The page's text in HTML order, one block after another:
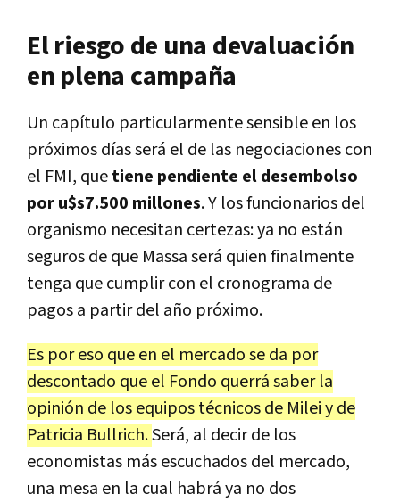
El riesgo de una devaluación
en plena campaña
Un capítulo particularmente sensible en los
próximos días será el de las negociaciones con
el FMI, quetiene pendiente el desembolso
por u$s7.500 millones. Y los funcionarios del
organismo necesitan certezas: ya no están
seguros de que Massa será quien finalmente
tenga que cumplir con el cronograma de
pagos a partir del año próximo.
Es por eso que en el mercado se da por
descontado que el Fondo querrá saber la
opinión de los equipos técnicos de Milei y de
Patricia Bullrich.Será, al decir de los
economistas más escuchados del mercado,
una mesa en la cual habrá ya no dos